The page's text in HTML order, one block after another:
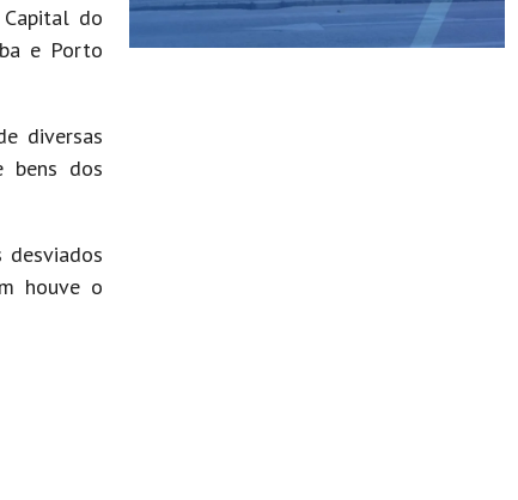
do
e Porto
diversas
bens dos
desviados
houve o